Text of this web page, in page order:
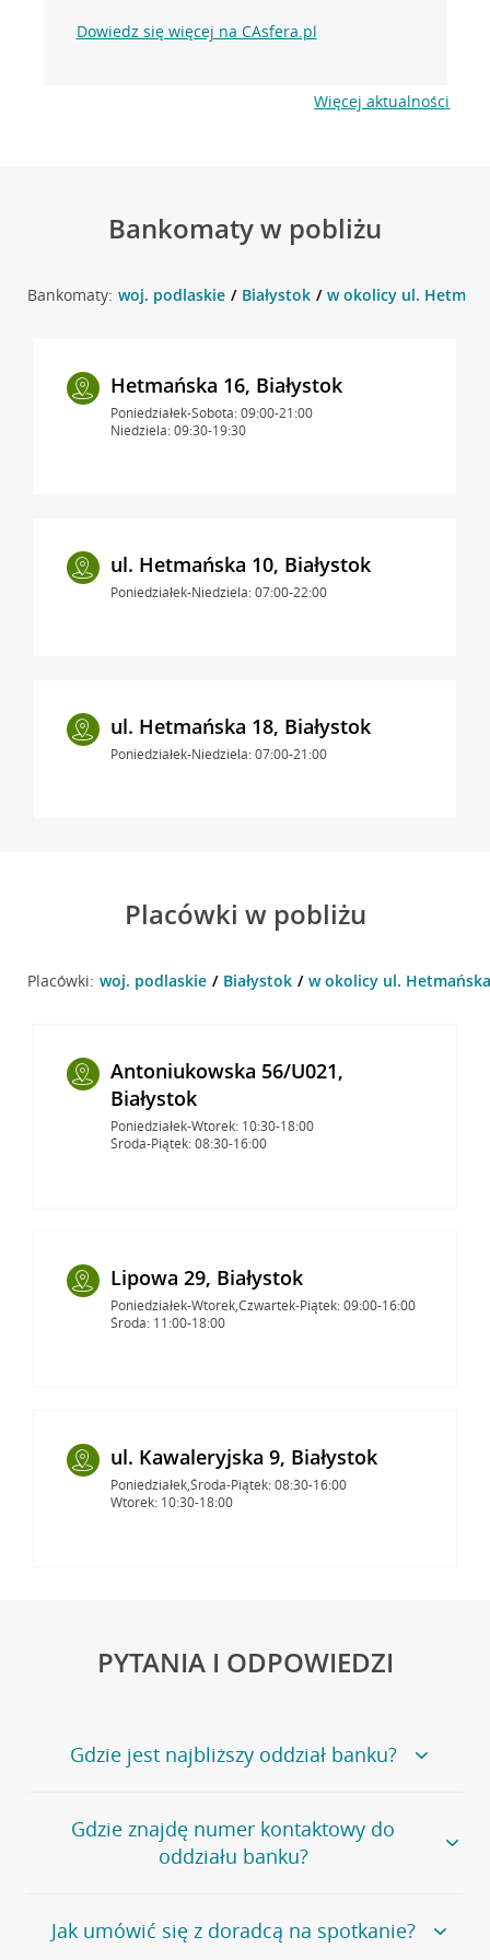
Dowiedz się więcej na CAsfera.pl
Więcej aktualności
Bankomaty w pobliżu
Bankomaty: woj. podlaskie Białystok w okolicy ul.
Hetmańska 16, Białystok
Poniedziałek-Sobota: 09:00-21:00
Niedziela: 09:30-19:30
ul. Hetmańska 10, Białystok
Poniedziałek-Niedziela: 07:00-22:00
ul. Hetmańska 18, Białystok
Poniedziałek-Niedziela: 07:00-21:00
Placówki w pobliżu
Placówki: woj. podlaskie Białystok w okolicy ul.
Antoniukowska 56/U021,
Białystok
Poniedziałek-Wtorek: 10:30-18:00
Środa-Piątek: 08:30-16:00
Lipowa 29, Białystok
Poniedziałek-Wtorek,Czwartek-Piątek: 09:00-16:00
Środa: 11:00-18:00
ul. Kawaleryjska 9, Białystok
Poniedziałek,Środa-Piątek: 08:30-16:00
Wtorek: 10:30-18:00
PYTANIA I ODPOWIEDZI
Gdzie jest najbliższy oddział banku?
Jeśli szukasz oddziału naszego banku, zapraszamy na
stronęPlacówki i bankomaty, na której znajduje się
wygodna wyszukiwarka.
oddziałów
Gdzie znajdę numer kontaktowy do
oddziału banku?
Bank Credit Agricole nie udostępnia ogólnego numeru
telefonu do placówki bankowej.
Jak umówić się z doradcą na spotkanie?